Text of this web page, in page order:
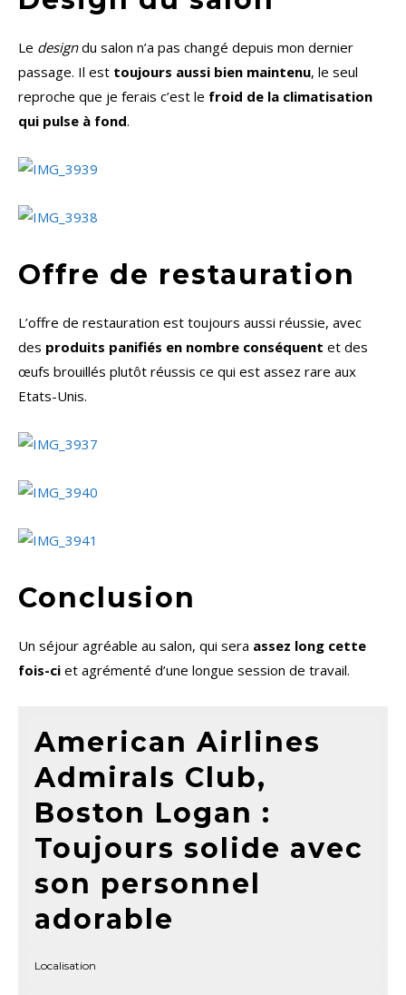
Le designdu salon n’a pas changé depuis mon dernier
passage. Il est toujours aussi bien maintenu, le seul
reproche que je ferais c’est le froid de la climatisation
qui pulse à fond.
Offre de restauration
L’offre de restauration est toujours aussi réussie, avec
des produits panifiés en nombre conséquent et des
œufs brouillés plutôt réussis ce qui est assez rare aux
Etats-Unis.
Conclusion
Un séjour agréable au salon, qui sera assez long cette
fois-ci et agrémenté d’une longue session de travail.
American Airlines
Admirals Club,
Boston Logan :
Toujours solide avec
son personnel
adorable
Localisation